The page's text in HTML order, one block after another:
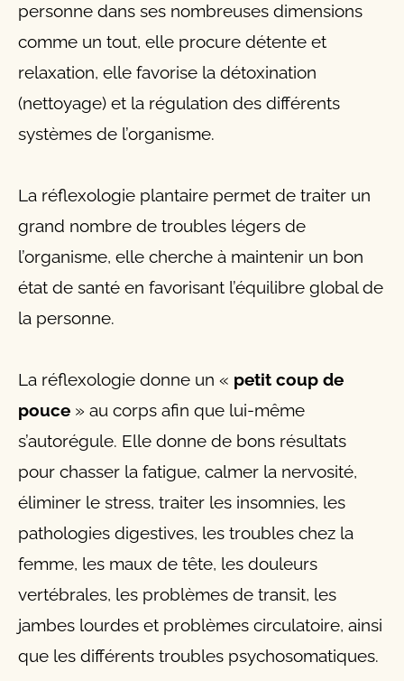
personne dans ses nombreuses dimensions
comme un tout, elle procure détente et
relaxation, elle favorise la détoxination
(nettoyage) et la régulation des différents
systèmes de l’organisme.
La réflexologie plantaire permet de traiter un
grand nombre de troubles légers de
l’organisme, elle cherche à maintenir un bon
état de santé en favorisant l’équilibre global de
la personne.
La réflexologie donne un « petit coup de
pouce » au corps afin que lui-même
s’autorégule. Elle donne de bons résultats
pour chasser la fatigue, calmer la nervosité,
éliminer le stress, traiter les insomnies, les
pathologies digestives, les troubles chez la
femme, les maux de tête, les douleurs
vertébrales, les problèmes de transit, les
jambes lourdes et problèmes circulatoire, ainsi
que les différents troubles psychosomatiques.